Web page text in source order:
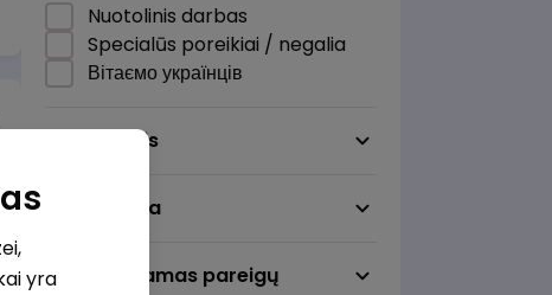
Nuotolinis darbas
Specialūs poreikiai / negalia
Вітаємо українців
Darbo sritis
Darbo vieta
Pageidaujamas pareigų
yra